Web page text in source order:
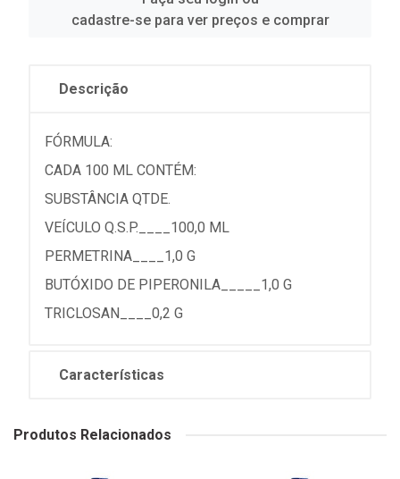
cadastre-se para ver preços e comprar
Descrição
FÓRMULA:
CADA 100 ML CONTÉM:
SUBSTÂNCIA QTDE.
VEÍCULO Q.S.P.____100,0 ML
PERMETRINA____1,0 G
BUTÓXIDO DE PIPERONILA_____1,0 G
TRICLOSAN____0,2 G
Características
Produtos Relacionados